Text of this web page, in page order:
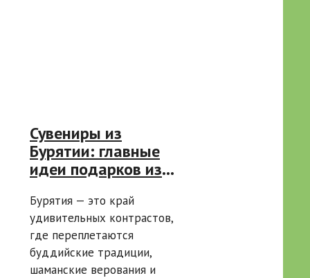
Сувениры из
Бурятии: главные
идеи подарков из
окрестностей
Бурятия — это край
удивительных контрастов,
где переплетаются
буддийские традиции,
шаманские верования и